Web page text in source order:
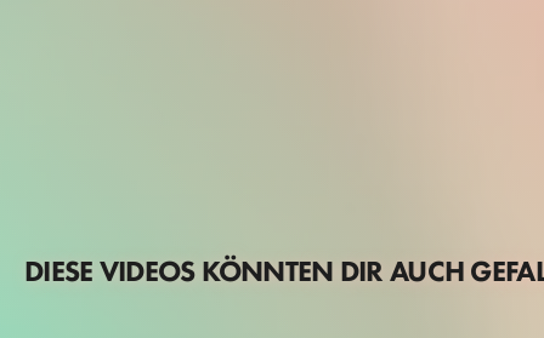
DIESE VIDEOS KÖNNTEN DIR AUCH